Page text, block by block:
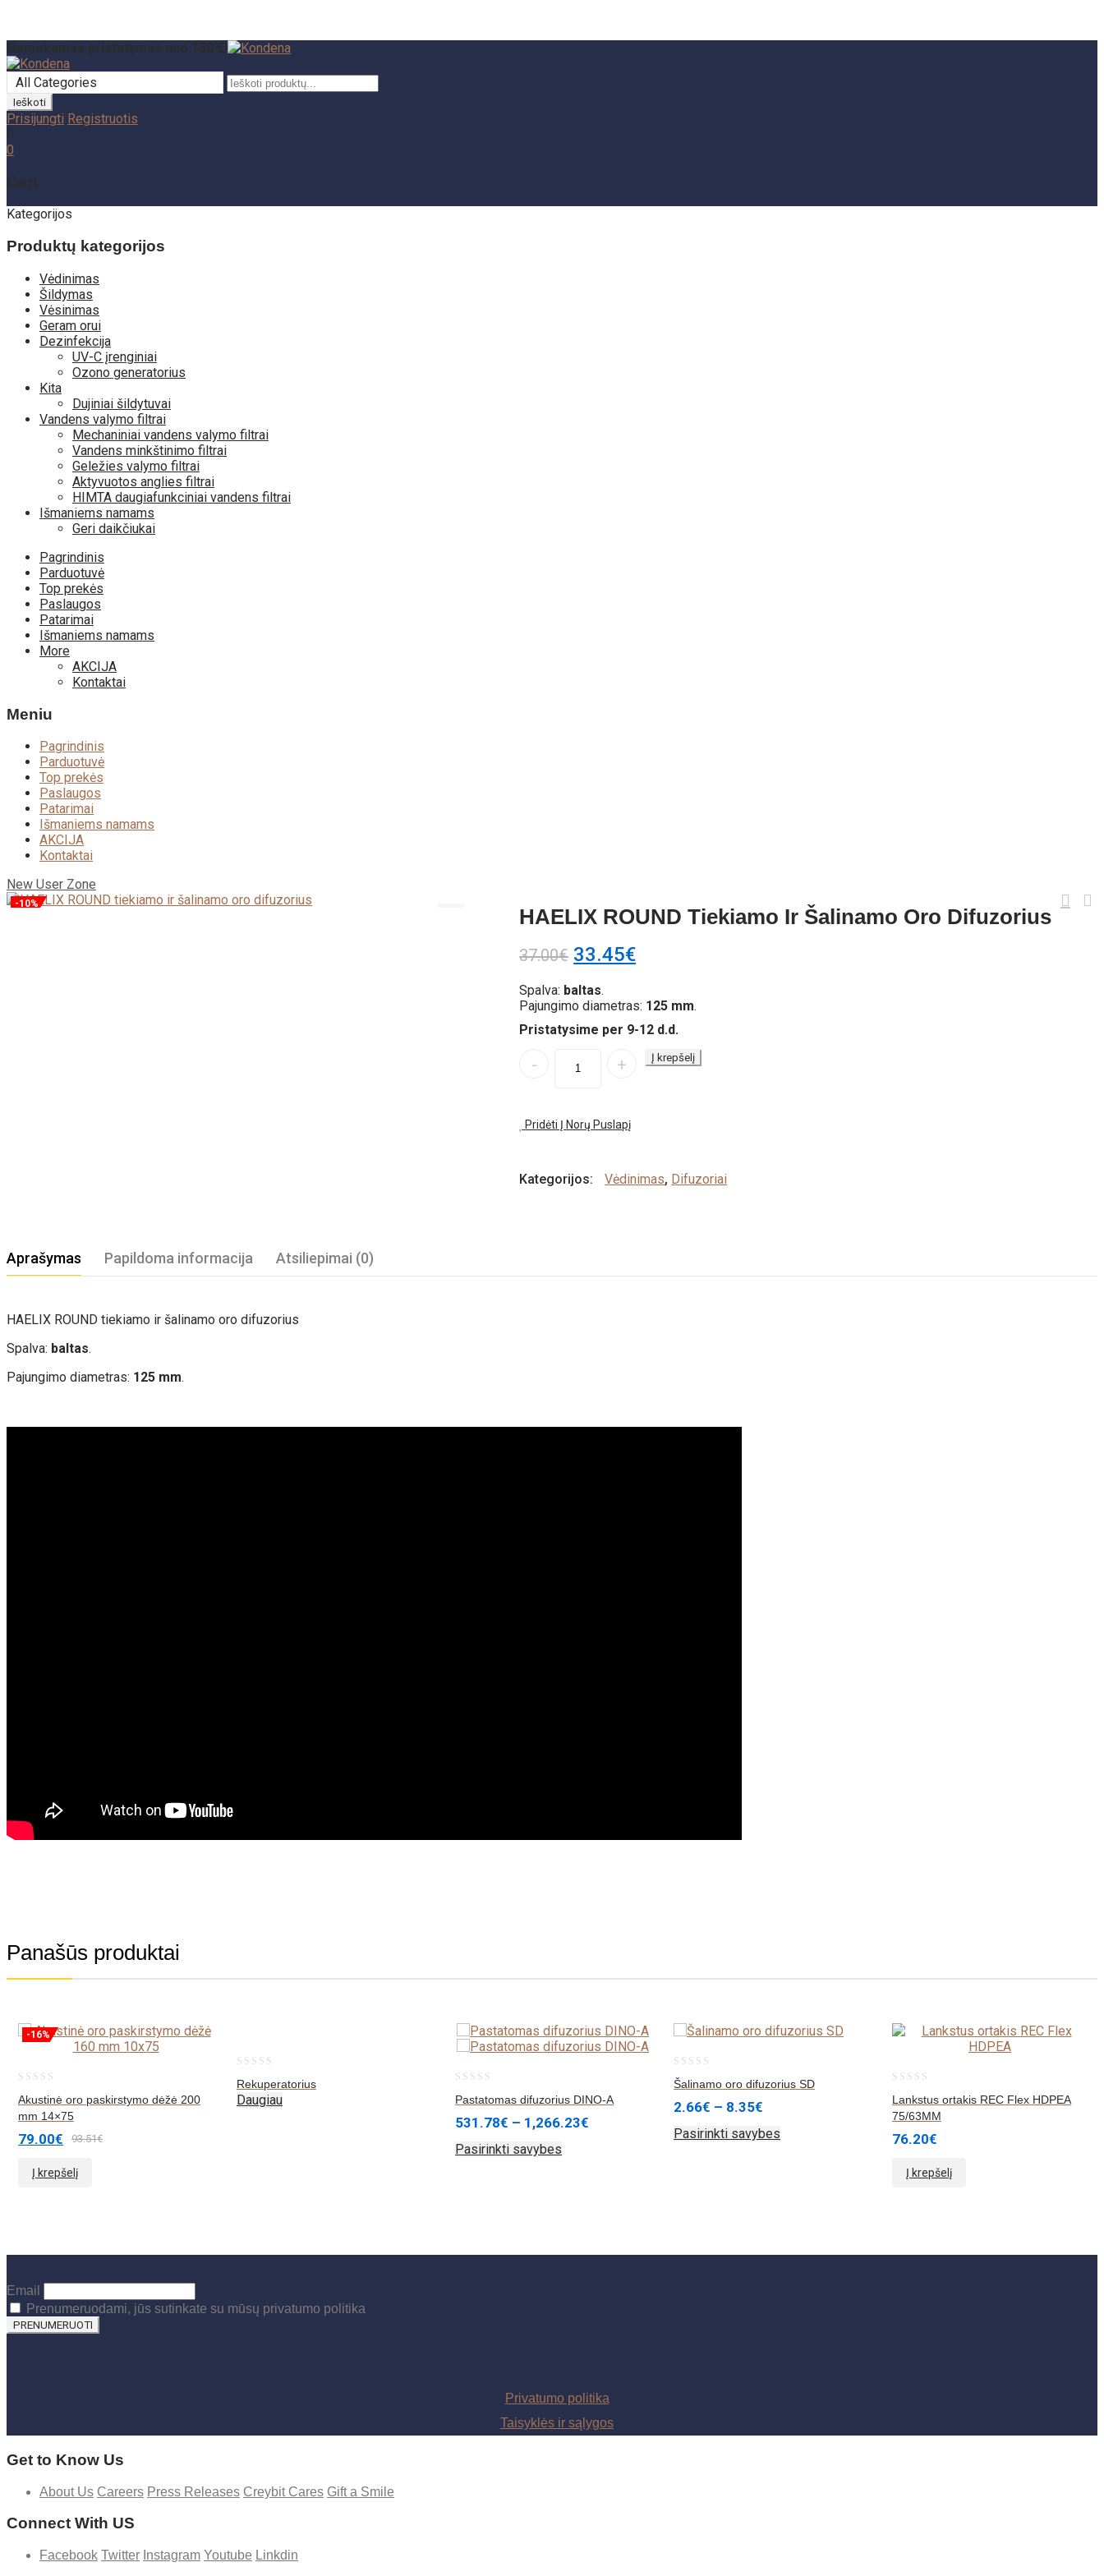
Nemokamas pristatymas nuo 150 €!
All Categories
Prisijungti Registruotis
0
0
Cart
Kategorijos
Produktų kategorijos
Vėdinimas
Šildymas
Vėsinimas
Geram orui
Dezinfekcija
UV-C įrenginiai
Ozono generatorius
Kita
Dujiniai šildytuvai
Vandens valymo filtrai
Mechaniniai vandens valymo filtrai
Vandens minkštinimo filtrai
Geležies valymo filtrai
Aktyvuotos anglies filtrai
HIMTA daugiafunkciniai vandens filtrai
Išmaniems namams
Geri daikčiukai
Skip
content
Pagrindinis
Parduotuvė
Top prekės
Paslaugos
Patarimai
Išmaniems namams
More
AKCIJA
Kontaktai
Meniu
Pagrindinis
Parduotuvė
Top prekės
Paslaugos
Patarimai
Išmaniems namams
AKCIJA
Kontaktai
New User Zone
-10%
HAELIX ROUND Tiekiamo Ir Šalinamo Oro Difuzorius
37.00€ 33.45€
Spalva: baltas.
Pajungimo diametras: 125 mm.
Pristatysime per 9-12 d.d.
Į krepšelį
Pridėti Į Norų Puslapį
Kategorijos: Vėdinimas, Difuzoriai
Aprašymas Papildoma informacija Atsiliepimai (0)
HAELIX ROUND tiekiamo ir šalinamo oro difuzorius
Spalva: baltas.
Pajungimo diametras: 125 mm.
Panašūs produktai
-16%
out
of
Akustinė oro paskirstymo dėžė 200
mm 14×75
93.51€
79.00€
Į krepšelį
out
Rekuperatorius
Daugiau
5
Pastatomas difuzorius DINO-A
531.78€ – 1,266.23€
Pasirinkti savybes
0
5
Šalinamo oro difuzorius SD
2.66€ – 8.35€
Pasirinkti savybes
out
of
Lankstus ortakis REC Flex HDPEA
75/63MM
76.20€
Į krepšelį
Email
Prenumeruodami, jūs sutinkate su mūsų privatumo politika
Privatumo politika
Taisyklės ir sąlygos
Get to Know Us
About Us Careers Press Releases Creybit Cares Gift a Smile
Connect With US
Facebook Twitter Instagram Youtube Linkdin